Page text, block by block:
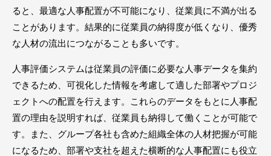
ると、最適な人事配置が不可能になり、従業員に不満が出る
ことがあります。結果的に従業員の納得度が低くなり、優秀
な人材の流出につながることも多いです。
人事評価システムは従業員の評価に必要な人事データを集約
できるため、可視化した情報を考慮して適した部署やプロジ
ェクトへの配置を行えます。これらのデータをもとに人事配
置の理由を説明すれば、従業員も納得して働くことが可能で
す。また、グループ各社も含めた組織全体の人材把握が可能
になるため、部署や支社を超えた横断的な人事配置にも役立